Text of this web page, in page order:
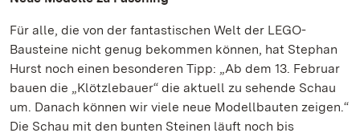
Für alle, die von der fantastischen Welt der LEGO-
Bausteine nicht genug bekommen können, hat Stephan
Hurst noch einen besonderen Tipp: „Ab dem 13. Februar
bauen die „Klötzlebauer“ die aktuell zu sehende Schau
um. Danach können wir viele neue Modellbauten zeigen.“
Die Schau mit den bunten Steinen läuft noch bis